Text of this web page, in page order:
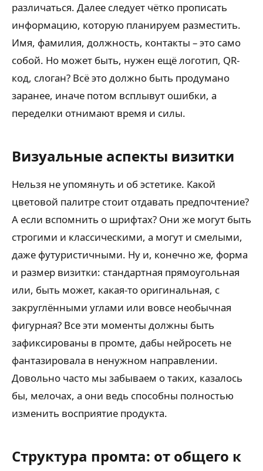
различаться. Далее следует чётко прописать
информацию, которую планируем разместить.
Имя, фамилия, должность, контакты – это само
собой. Но может быть, нужен ещё логотип, QR-
код, слоган? Всё это должно быть продумано
заранее, иначе потом всплывут ошибки, а
переделки отнимают время и силы.
Визуальные аспекты визитки
Нельзя не упомянуть и об эстетике. Какой
цветовой палитре стоит отдавать предпочтение?
А если вспомнить о шрифтах? Они же могут быть
строгими и классическими, а могут и смелыми,
даже футуристичными. Ну и, конечно же, форма
и размер визитки: стандартная прямоугольная
или, быть может, какая-то оригинальная, с
закруглёнными углами или вовсе необычная
фигурная? Все эти моменты должны быть
зафиксированы в промте, дабы нейросеть не
фантазировала в ненужном направлении.
Довольно часто мы забываем о таких, казалось
бы, мелочах, а они ведь способны полностью
изменить восприятие продукта.
Структура промта: от общего к